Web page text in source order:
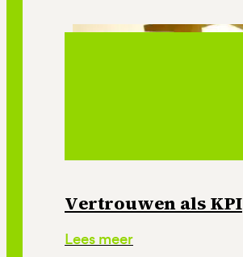
Vertrouwen als KPI
Lees meer